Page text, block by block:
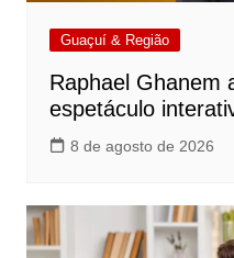
Guaçuí & Região
Raphael Ghanem
espetáculo
8 de agosto de 2026